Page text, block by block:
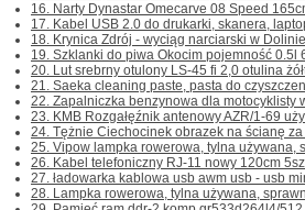
16. Narty Dynastar Omecarve 08 Speed
17. Kabel USB 2.0 do drukarki, skanera,
18. Krynica Zdrój - wyciąg narciarski w
19. Szklanki do piwa Okocim pojemność 0.5l
20. Lut srebrny otulony LS-45 fi 2,0 otulina
21. Saeka cleaning paste, pasta do
22. Zapalniczka benzynowa dla motocyklisty
23. KMB Rozgałęźnik antenowy AZR/1-69
24. Tężnie Ciechocinek obrazek na ścianę
25. Vipow lampka rowerowa, tylna używana,
26. Kabel telefoniczny RJ-11 nowy 120cm
27. ładowarka kablowa usb awm usb - usb
28. Lampka rowerowa, tylna używana,